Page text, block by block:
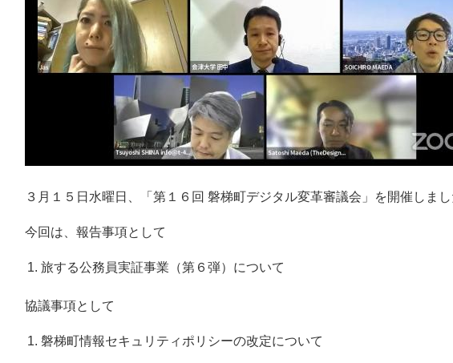
３月１５日水曜日、「第１６回 磐梯町デジタル変革審議会」を開催しま
今回は、報告事項として
旅する公務員実証事業（第６弾）について
協議事項として
磐梯町情報セキュリティポリシーの改定について